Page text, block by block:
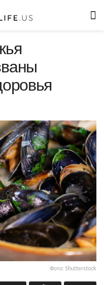
Фото: Shutterstock